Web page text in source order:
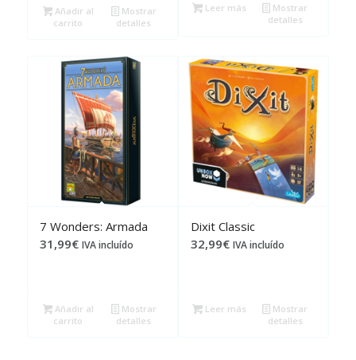
Añadir al
carrito
Mostrar
detalles
Leer más
Mostrar
detalles
7 Wonders: Armada
31,99€ IVA incluído
Añadir al
carrito
Mostrar
detalles
Dixit Classic
32,99€ IVA incluído
Leer más
Mostrar
detalles